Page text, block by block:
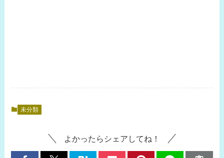
未分類
よかったらシェアしてね！